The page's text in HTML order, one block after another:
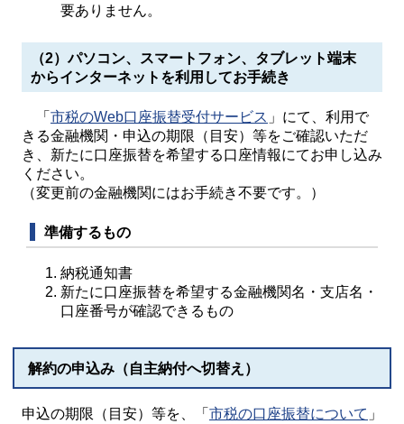
要ありません。
（2）パソコン、スマートフォン、タブレット端末
からインターネットを利用してお手続き
「 市税のWeb口座振替受付サービス 」にて、利用で
きる金融機関・申込の期限（目安）等をご確認いただ
き、新たに口座振替を希望する口座情報にてお申し込み
ください。
（変更前の金融機関にはお手続き不要です。）
準備するもの
納税通知書
新たに口座振替を希望する金融機関名・支店名・
口座番号が確認できるもの
解約の申込み（自主納付へ切替え）
申込の期限（目安）等を、「 市税の口座振替について 」